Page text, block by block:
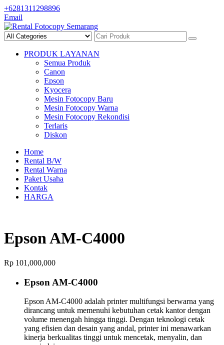
Skip
to
content
+6281311298896
Email
PRODUK LAYANAN
Semua Produk
Canon
Epson
Kyocera
Mesin Fotocopy Baru
Mesin Fotocopy Warna
Mesin Fotocopy Rekondisi
Terlaris
Diskon
Home
Rental B/W
Rental Warna
Paket Usaha
Kontak
HARGA
Epson AM-C4000
Rp 101,000,000
Epson AM-C4000
Epson AM-C4000 adalah printer multifungsi berwarna yang
dirancang untuk memenuhi kebutuhan cetak kantor dengan
volume menengah hingga tinggi. Dengan teknologi cetak
yang efisien dan desain yang andal, printer ini menawarkan
kinerja berkualitas tinggi untuk mencetak, menyalin, dan